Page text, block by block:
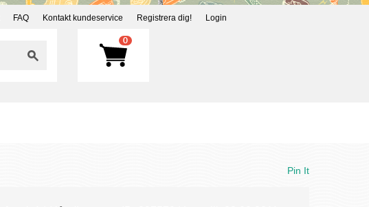
FAQ Kontakt kundeservice Registrera dig! Login
0
Pin It